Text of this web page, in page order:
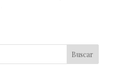
Buscar